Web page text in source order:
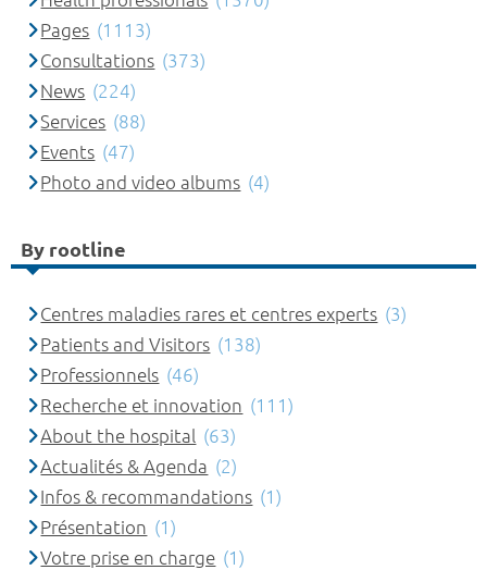
Pages (1113)
Consultations (373)
News (224)
Services (88)
Events (47)
Photo and video albums (4)
By rootline
Centres maladies rares et centres experts (3)
Patients and Visitors (138)
Professionnels (46)
Recherche et innovation (111)
About the hospital (63)
Actualités & Agenda (2)
Infos & recommandations (1)
Présentation (1)
Votre prise en charge (1)